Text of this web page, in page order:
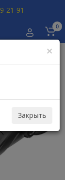
0
×
Закрыть
21-91